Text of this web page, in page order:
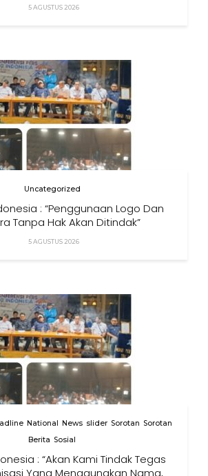
5 AGUSTUS 2026
Uncategorized
: “Penggunaan Logo Dan
Tanpa Hak Akan Ditindak”
5 AGUSTUS 2026
National News slider Sorotan Sorotan
Berita Sosial
: “Akan Kami Tindak Tegas